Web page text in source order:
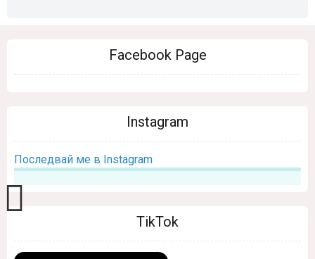
Facebook Page
Instagram
Последвай ме в Instagram
TikTok